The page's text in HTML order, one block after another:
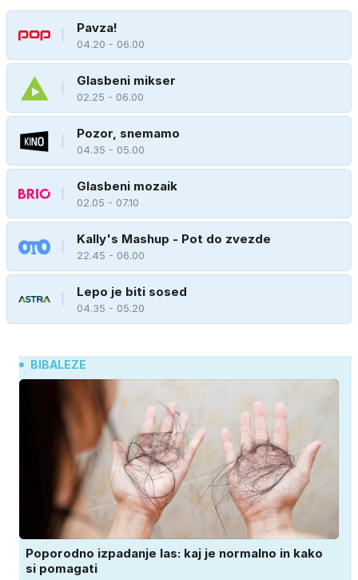
Pavza!
04.20 - 06.00
Glasbeni mikser
02.25 - 06.00
Pozor, snemamo
04.35 - 05.00
Glasbeni mozaik
02.05 - 07.10
Kally's Mashup - Pot do zvezde
22.45 - 06.00
Lepo je biti sosed
04.35 - 05.20
BIBALEZE
Poporodno izpadanje las: kaj je normalno in kako
si pomagati